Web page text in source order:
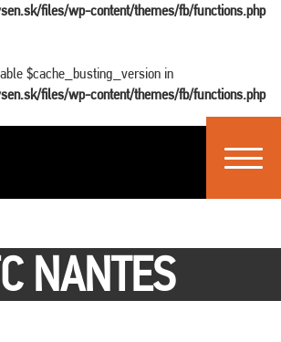
files/wp-content/themes/fb/functions.php
$cache_busting_version in
files/wp-content/themes/fb/functions.php
Toggle
NANTES